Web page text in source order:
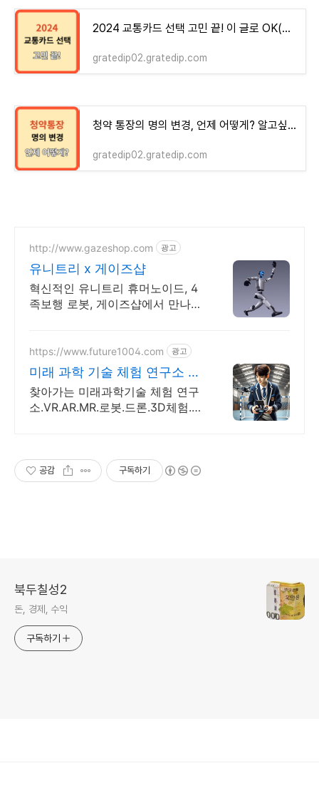
2024 교통카드 선택 고민 끝! 이 글로 OK(K패스부터~)
gratedip02.gratedip.com
청약 통장의 명의 변경, 언제 어떻게? 알고싶다!
gratedip02.gratedip.com
http://www.gazeshop.com 광고
유니트리 x 게이즈샵
혁신적인 유니트리 휴머노이드, 4
족보행 로봇, 게이즈샵에서 만나보
https://www.future1004.com 광고
미래 과학 기술 체험 연구소 친
절상담/1:1교육/4차산업
찾아가는 미래과학기술 체험 연구
소.VR.AR.MR.로봇.드론.3D체험.대
공감 구독하기
북두칠성2
돈, 경제, 수익
구독하기